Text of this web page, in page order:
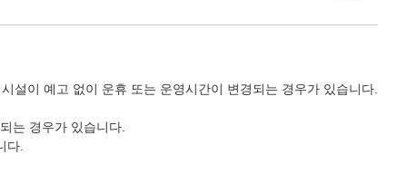
설이 예고 없이 운휴 또는 운영시간이 변경되는 경우가 있습니다.
는 경우가 있습니다.
다.